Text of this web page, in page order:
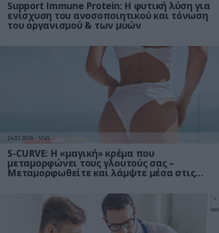
Support Immune Protein: Η φυτική λύση για
ενίσχυση του ανοσοποιητικού και τόνωση
του οργανισμού & των μυών
24.01.2026 17:45
S-CURVE: Η «μαγική» κρέμα που
μεταμορφώνει τους γλουτούς σας –
Μεταμορφωθείτε και λάμψτε μέσα στις